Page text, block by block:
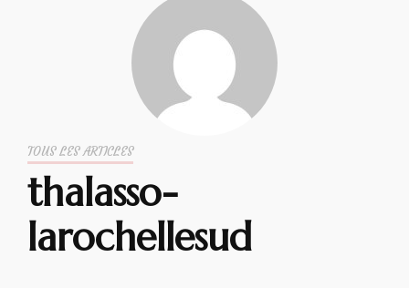
TOUS LES ARTICLES
thalasso-
larochellesud